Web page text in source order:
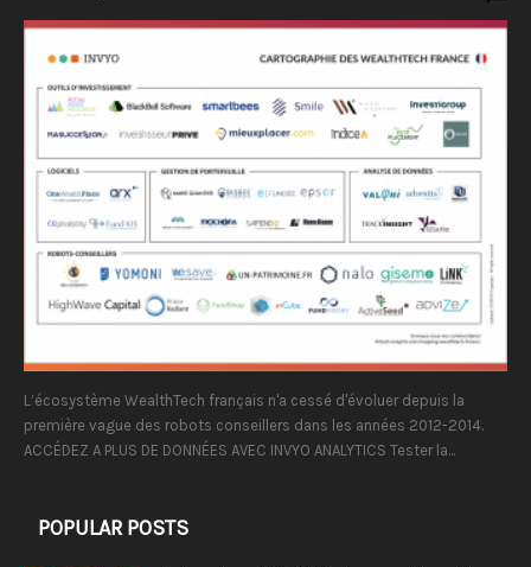
L’écosystème WealthTech français n'a cessé d'évoluer depuis la
première vague des robots conseillers dans les années 2012-2014.
ACCÉDEZ A PLUS DE DONNÉES AVEC INVYO ANALYTICS Tester la...
POPULAR POSTS